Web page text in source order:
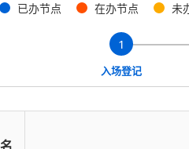
已办节点 在办节点 未
1
入场登记